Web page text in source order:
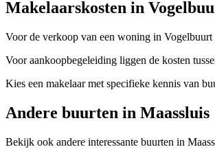
Makelaarskosten in
Voor de verkoop van een woning in Vogelbuurt
Voor aankoopbegeleiding liggen de kosten
Kies een makelaar met specifieke kennis van
Andere buurten in Maassluis
Bekijk ook andere interessante buurten in